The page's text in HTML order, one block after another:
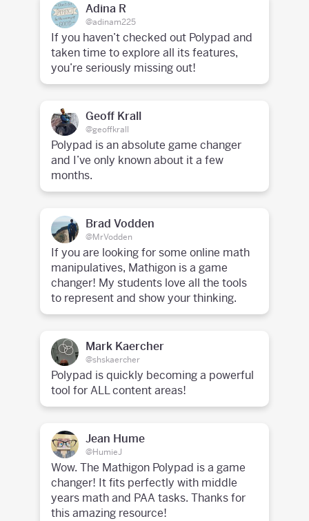
Adina R
@adinam225
If you haven’t checked out Polypad and
taken time to explore all its features,
you’re seriously missing out!
Geoff Krall
@geoffkrall
Polypad is an absolute game changer
and I’ve only known about it a few
months.
Brad Vodden
@MrVodden
If you are looking for some online math
manipulatives, Mathigon is a game
changer! My students love all the tools
to represent and show your thinking.
Mark Kaercher
@shskaercher
Polypad is quickly becoming a powerful
tool for ALL content areas!
Jean Hume
@HumieJ
Wow. The Mathigon Polypad is a game
changer! It fits perfectly with middle
years math and PAA tasks. Thanks for
this amazing resource!